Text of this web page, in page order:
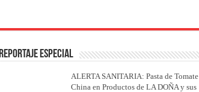
REPORTAJE ESPECIAL
ALERTA SANITARIA: Pasta de Tomate
China en Productos de LA DOÑA y sus